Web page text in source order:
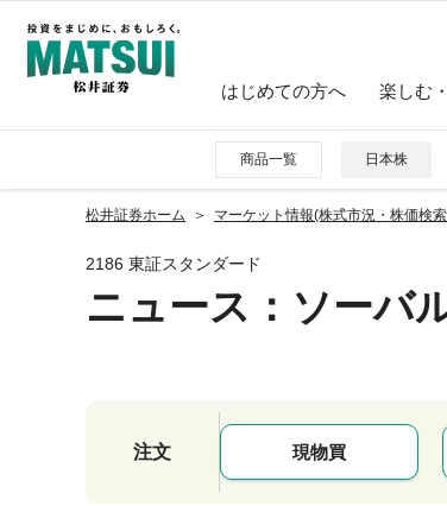
はじめての方へ 楽しむ
商品一覧 日本株
松井証券ホーム マーケット情報(株式市況・株価検
2186 東証スタンダード
ニュース ：ソーバ
注文 現物買